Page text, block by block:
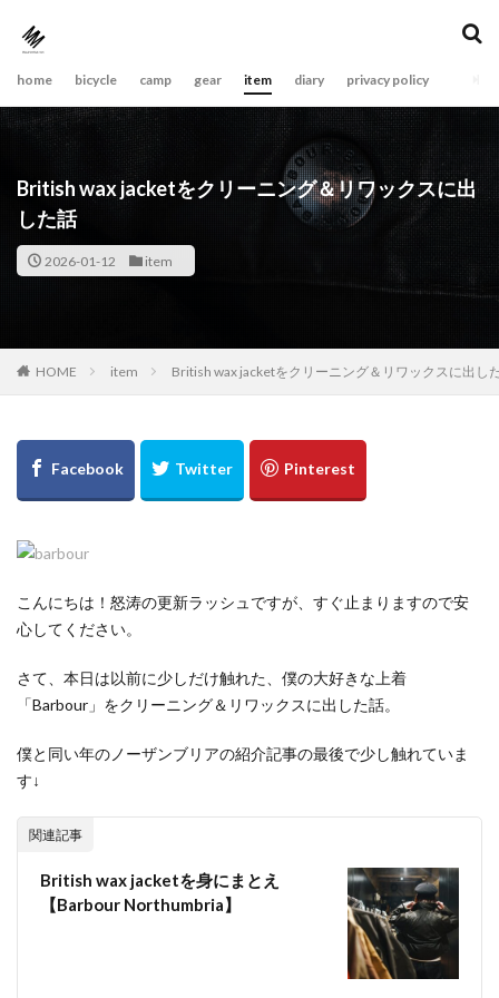
home bicycle camp gear item diary privacy policy
British wax jacketをクリーニング＆リワックスに出
した話
2026-01-12 item
HOME item British wax jacketをクリーニング＆リワックスに出し
こんにちは！怒涛の更新ラッシュですが、すぐ止まりますので安
心してください。
さて、本日は以前に少しだけ触れた、僕の大好きな上着
「Barbour」をクリーニング＆リワックスに出した話。
僕と同い年のノーザンブリアの紹介記事の最後で少し触れていま
す↓
関連記事
British wax jacketを身にまとえ
【Barbour Northumbria】